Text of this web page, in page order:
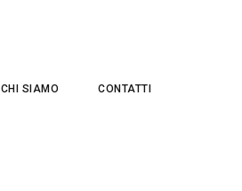
CHI SIAMO CONTATTI